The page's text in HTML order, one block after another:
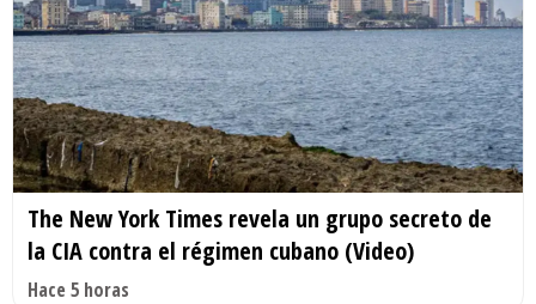
The New York Times revela un grupo secreto de
la CIA contra el régimen cubano (Video)
Hace 5 horas